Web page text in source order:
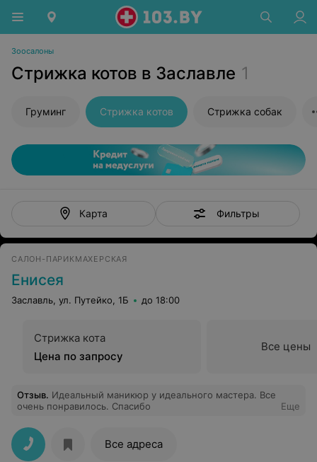
Зоосалоны
Стрижка котов в Заславле 1
Груминг Стрижка котов Стрижка собак
Карта Фильтры
САЛОН-ПАРИКМАХЕРСКАЯ
Енисея
Заславль, ул. Путейко, 1Б до 18:00
Стрижка кота
Цена по запросу
Все цены
Отзыв. Идеальный маникюр у идеального мастера. Все
очень понравилось. Спасибо
Еще
Все адреса